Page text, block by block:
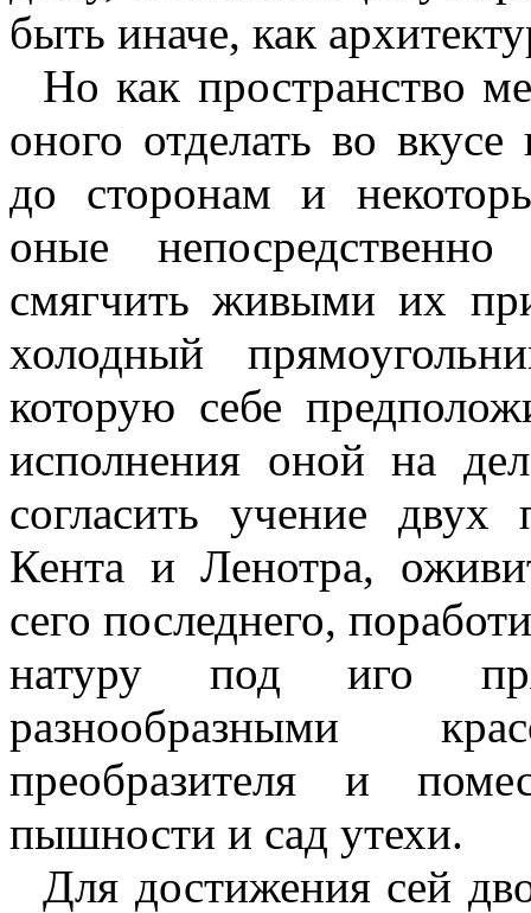
быть иначе, как
Но как пространство
оного отделать во
до сторонам и
оные
смягчить живыми их
холодный
которую себе
исполнения оной на
согласить учение двух
Кента и Ленотра,
сего последнего,
натуру под иго
разнообразными
преобразителя и
пышности и сад утехи.
Для достижения сей